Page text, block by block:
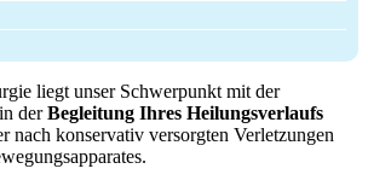
liegt unser Schwerpunkt mit der
in derBegleitung Ihres Heilungsverlaufs
nach konservativ versorgten Verletzungen